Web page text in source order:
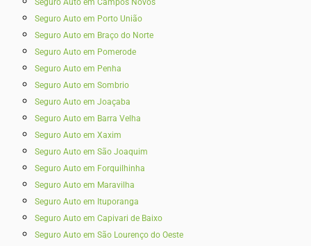
Seguro Auto em Campos Novos
Seguro Auto em Porto União
Seguro Auto em Braço do Norte
Seguro Auto em Pomerode
Seguro Auto em Penha
Seguro Auto em Sombrio
Seguro Auto em Joaçaba
Seguro Auto em Barra Velha
Seguro Auto em Xaxim
Seguro Auto em São Joaquim
Seguro Auto em Forquilhinha
Seguro Auto em Maravilha
Seguro Auto em Ituporanga
Seguro Auto em Capivari de Baixo
Seguro Auto em São Lourenço do Oeste